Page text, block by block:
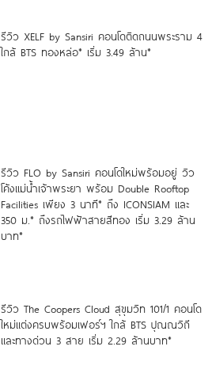
รีวิว XELF by Sansiri คอนโดติดถนนพระราม 4
ใกล้ BTS ทองหล่อ* เริ่ม 3.49 ล้าน*
รีวิว FLO by Sansiri คอนโดใหม่พร้อมอยู่ วิว
โค้งแม่น้ำเจ้าพระยา พร้อม Double Rooftop
Facilities เพียง 3 นาที* ถึง ICONSIAM และ
350 ม.* ถึงรถไฟฟ้าสายสีทอง เริ่ม 3.29 ล้าน
บาท*
รีวิว The Coopers Cloud สุขุมวิท 101/1 คอนโด
ใหม่แต่งครบพร้อมเฟอร์ฯ ใกล้ BTS ปุณณวิถี
และทางด่วน 3 สาย เริ่ม 2.29 ล้านบาท*